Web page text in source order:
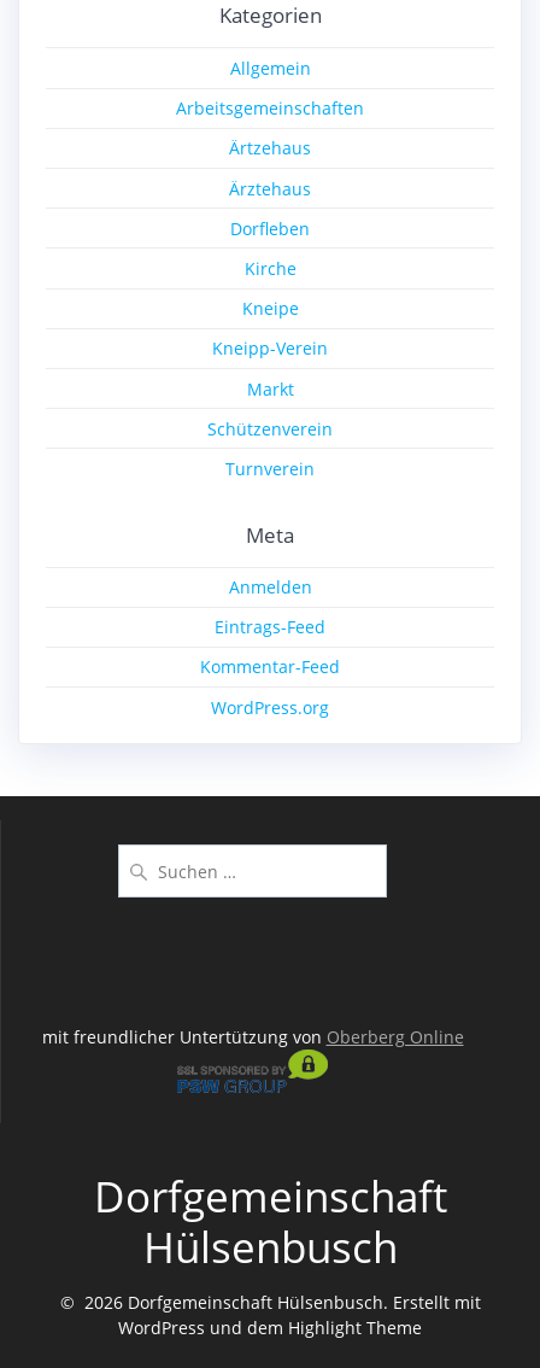
Kategorien
Allgemein
Arbeitsgemeinschaften
Ärtzehaus
Ärztehaus
Dorfleben
Kirche
Kneipe
Kneipp-Verein
Markt
Schützenverein
Turnverein
Meta
Anmelden
Eintrags-Feed
Kommentar-Feed
WordPress.org
nach:
mit freundlicher Untertützung von Oberberg Online
Dorfgemeinschaft
Hülsenbusch
© 2026 Dorfgemeinschaft Hülsenbusch. Erstellt mit
WordPress und dem Highlight Theme